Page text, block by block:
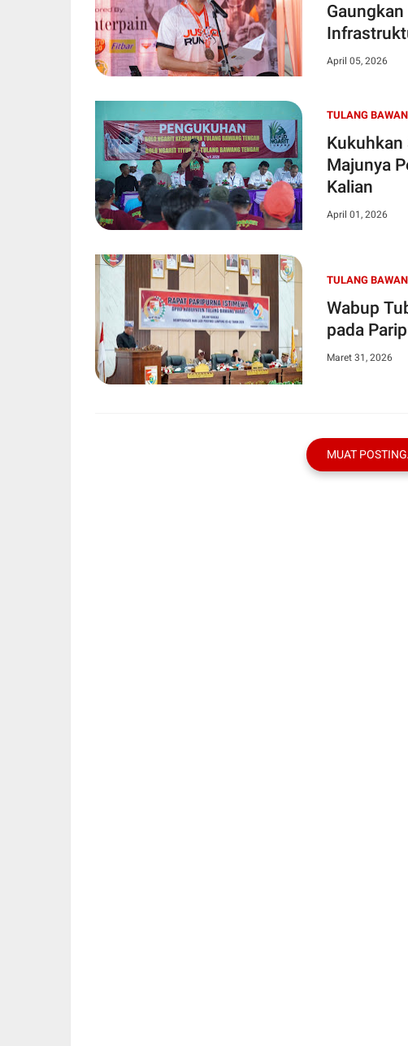
April 05, 2026
TULANG
Kukuhkan
Majunya
Kalian
April 01, 2026
TULANG
Wabup
pada
Maret 31, 2026
MUAT